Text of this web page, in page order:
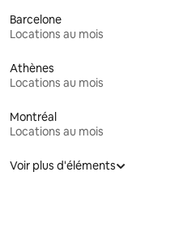
Barcelone
Locations au mois
Athènes
Locations au mois
Montréal
Locations au mois
Voir plus d'éléments